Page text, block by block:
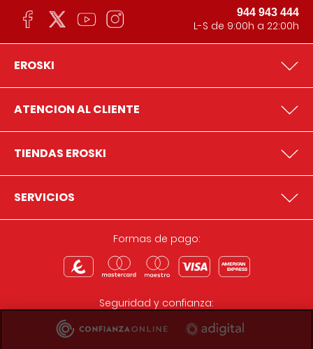
944 943 444
L-S de 9:00h a 22:00h
EROSKI
ATENCION AL CLIENTE
TIENDAS EROSKI
SERVICIOS
Formas de pago:
Seguridad y confianza: